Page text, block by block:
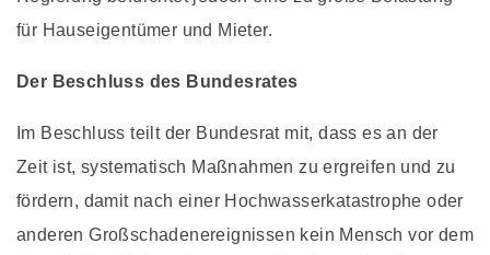
für Hauseigentümer und Mieter.
Der Beschluss des Bundesrates
Im Beschluss teilt der Bundesrat mit, dass es an der
Zeit ist, systematisch Maßnahmen zu ergreifen und zu
fördern, damit nach einer Hochwasserkatastrophe oder
anderen Großschadenereignissen kein Mensch vor dem